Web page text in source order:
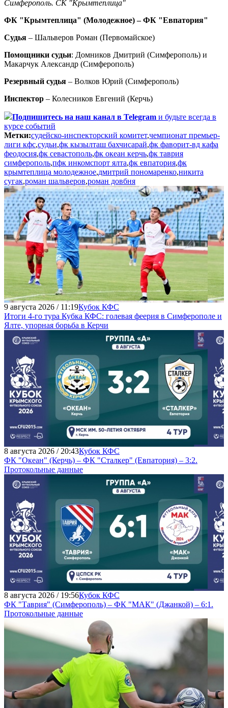
Симферополь. СК "Крымтеплица"
ФК "Крымтеплица" (Молодежное) – ФК "Евпатория"
Судья – Шальверов Роман (Первомайское)
Помощники судьи: Домников Дмитрий (Симферополь) и
Макарчук Александр (Симферополь)
Резервный судья – Волков Юрий (Симферополь)
Инспектор – Колесников Евгений (Керчь)
Подпишитесь на наш канал в Telegram и будьте всегда в
курсе событий
Метки:судейско-инспекторский комитет,чемпионат премьер-
лиги кфс,судьи,фк кызылташ бахчисарай,фк фаворит-вд кафа
феодосия,фк севастополь,фк океан керчь,фк таврия
симферополь,пфк инкомспорт ялта,фк евпатория,фк
крымтеплица молодежное,дмитрий пономаренко,никита
сугак,роман шальверов,роман довбня
9 августа 2026 / 11:19Кубок КФС
Итоги 4-го тура Кубка КФС: голевая феерия в Симферополе и
Ялте, упорная борьба в Керчи
8 августа 2026 / 20:43Кубок КФС
ФК "Океан" (Керчь) – ФК "Сталкер" (Евпатория) – 3:2.
Протокольные данные
8 августа 2026 / 19:56Кубок КФС
ФК "Таврия" (Симферополь) – ФК "МАК" (Джанкой) – 6:1.
Протокольные данные